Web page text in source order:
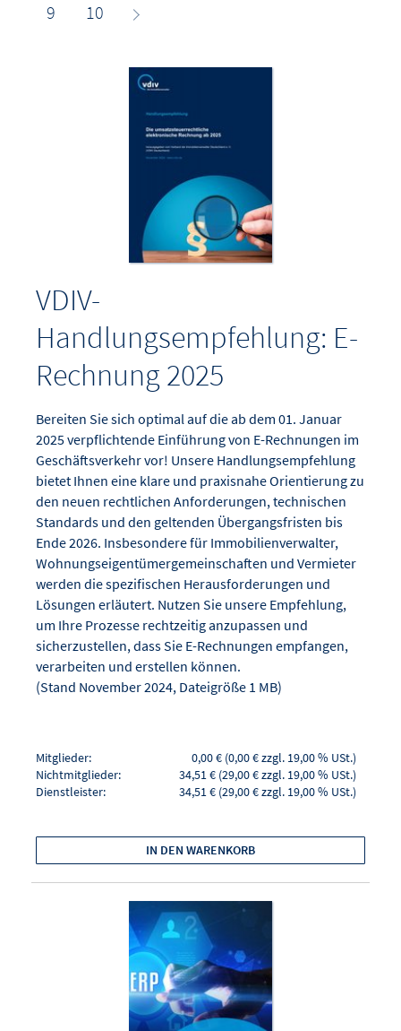
9
10
VDIV-
Handlungsempfehlung: E-
Rechnung 2025
Bereiten Sie sich optimal auf die ab dem 01. Januar
2025 verpflichtende Einführung von E-Rechnungen im
Geschäftsverkehr vor! Unsere Handlungsempfehlung
bietet Ihnen eine klare und praxisnahe Orientierung zu
den neuen rechtlichen Anforderungen, technischen
Standards und den geltenden Übergangsfristen bis
Ende 2026. Insbesondere für Immobilienverwalter,
Wohnungseigentümergemeinschaften und Vermieter
werden die spezifischen Herausforderungen und
Lösungen erläutert. Nutzen Sie unsere Empfehlung,
um Ihre Prozesse rechtzeitig anzupassen und
sicherzustellen, dass Sie E-Rechnungen empfangen,
verarbeiten und erstellen können.
(Stand November 2024, Dateigröße 1 MB)
Mitglieder:
0,00 € (0,00 € zzgl. 19,00 % USt.)
Nichtmitglieder:
34,51 € (29,00 € zzgl. 19,00 % USt.)
Dienstleister:
34,51 € (29,00 € zzgl. 19,00 % USt.)
IN DEN WARENKORB